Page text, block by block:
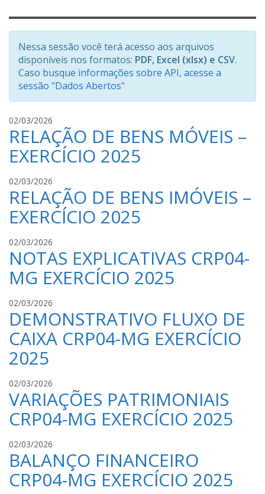
Nessa sessão você terá acesso aos arquivos
disponíveis nos formatos: PDF, Excel (xlsx) e CSV.
Caso busque informações sobre API, acesse a
sessão "Dados Abertos"
02/03/2026
S
S
S
R
I
N
O
RELAÇÃO DE BENS MÓVEIS –
EXERCÍCIO 2025
02/03/2026
S
S
S
R
I
N
O
RELAÇÃO DE BENS IMÓVEIS –
EXERCÍCIO 2025
02/03/2026
S
S
S
R
I
N
NOTAS EXPLICATIVAS CRP04-
MG EXERCÍCIO 2025
02/03/2026
S
S
S
I
N
H
DEMONSTRATIVO FLUXO DE
CAIXA CRP04-MG EXERCÍCIO
2025
02/03/2026
S
S
S
R
N
VARIAÇÕES PATRIMONIAIS
CRP04-MG EXERCÍCIO 2025
02/03/2026
S
S
S
BALANÇO FINANCEIRO
CRP04-MG EXERCÍCIO 2025